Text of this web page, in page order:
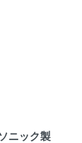
ニック製